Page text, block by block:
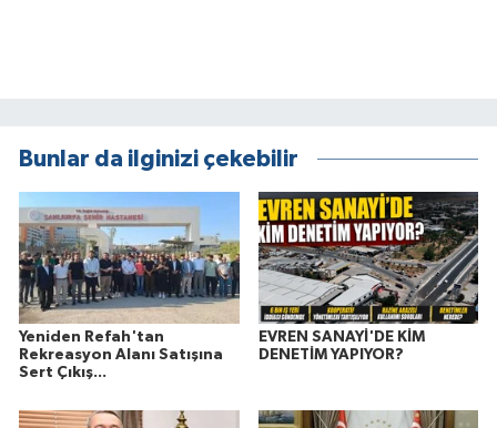
Bunlar da ilginizi çekebilir
Yeniden Refah'tan
Rekreasyon Alanı Satışına
Sert Çıkış...
EVREN SANAYİ'DE KİM
DENETİM YAPIYOR?